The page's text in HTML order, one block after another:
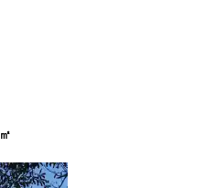
㎡